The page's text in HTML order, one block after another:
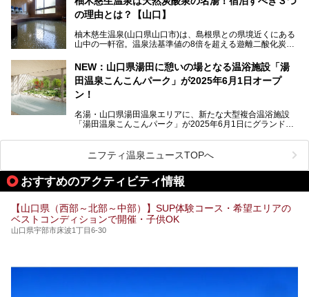
寿司」などのグルメスポット、なかには「女将劇場」なんて
一風変わった催しを実施している旅館もあり、観光を満喫で
この記事では、湯田温泉の魅力を味わえる宿泊施設や日帰り
ス方法も紹介します！
の理由とは？【山口】
柚木慈生温泉(山口県山口市)は、島根県との県境近くにある
山中の一軒宿。温泉法基準値の8倍を超える遊離二酸化炭素
親しまれています。
日帰り入浴も可能ですが、その真価を存分に満喫するならば
宿泊がベスト。今回は、知られざるその理由を詳細解説。温
泉ファンなら一度は行ってみたい炭酸泉の名湯を、存分にご
紹介します！
NEW：山口県湯田に憩いの場となる温浴施設「湯
田温泉こんこんパーク」が2025年6月1日オープ
ン！
名湯・山口県湯田温泉エリアに、新たな大型複合温浴施設
「湯田温泉こんこんパーク」が2025年6月1日にグランドオ
総工費はなんと約42億円。温泉だけでなく、交流できる施
設として整備され、まさに“温泉のテーマパーク”のようなス
ポットです。今回は、その魅力を3つの注目ポイントに分け
てご紹介します。
ニフティ温泉ニュースTOPへ
おすすめのアクティビティ情報
【山口県（西部～北部～中部）】SUP体験コース・希望エリアの
ベストコンディションで開催・子供OK
山口県宇部市床波1丁目6-30